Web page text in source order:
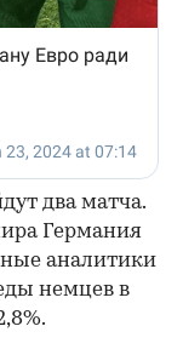
два матча.
Германия
аналитики
немцев в